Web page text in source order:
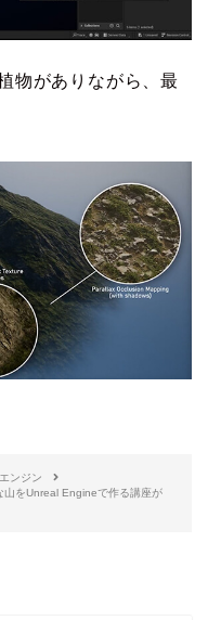
物がありながら、最
ンジン
山をUnreal Engineで作る講座が